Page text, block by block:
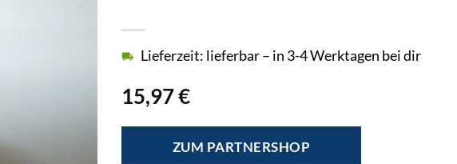
15,97€
Lieferzeit: lieferbar – in 3-4 Werktagen bei dir
ZUM PARTNERSHOP